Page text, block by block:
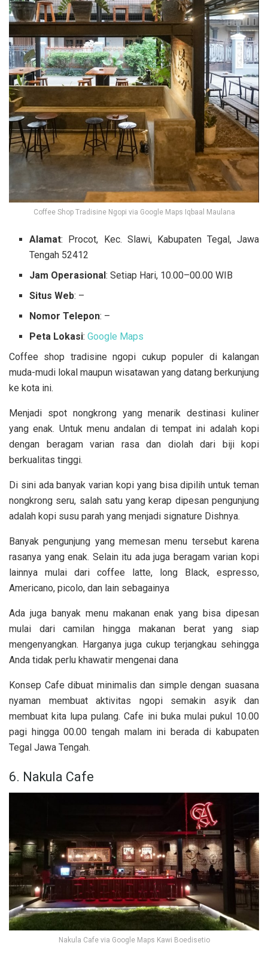
Coffee Shop Tradisine Ngopi via Google Maps Iqbaal Maulana
Alamat: Procot, Kec. Slawi, Kabupaten Tegal, Jawa
Tengah 52412
Jam Operasional: Setiap Hari, 10.00–00.00 WIB
Situs Web: –
Nomor Telepon: –
Peta Lokasi:Google Maps
Coffee shop tradisine ngopi cukup populer di kalangan
muda-mudi lokal maupun wisatawan yang datang berkunjung
ke kota ini.
Menjadi spot nongkrong yang menarik destinasi kuliner
yang enak. Untuk menu andalan di tempat ini adalah kopi
dengan beragam varian rasa dan diolah dari biji kopi
berkualitas tinggi.
Di sini ada banyak varian kopi yang bisa dipilih untuk teman
nongkrong seru, salah satu yang kerap dipesan pengunjung
adalah kopi susu parah yang menjadi signature Dishnya.
Banyak pengunjung yang memesan menu tersebut karena
rasanya yang enak. Selain itu ada juga beragam varian kopi
lainnya mulai dari coffee latte, long Black, espresso,
Americano, picolo, dan lain sebagainya
Ada juga banyak menu makanan enak yang bisa dipesan
mulai dari camilan hingga makanan berat yang siap
mengenyangkan. Harganya juga cukup terjangkau sehingga
Anda tidak perlu khawatir mengenai dana
Konsep Cafe dibuat minimalis dan simple dengan suasana
nyaman membuat aktivitas ngopi semakin asyik dan
membuat kita lupa pulang. Cafe ini buka mulai pukul 10.00
pagi hingga 00.00 tengah malam ini berada di kabupaten
Tegal Jawa Tengah.
6. Nakula Cafe
Nakula Cafe via Google Maps Kawi Boedisetio